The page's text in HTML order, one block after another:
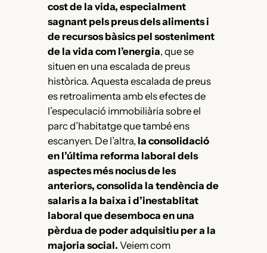
cost de la vida, especialment
sagnant pels preus dels aliments i
de recursos bàsics pel sosteniment
de la vida com l’energia, que se
situen en una escalada de preus
històrica. Aquesta escalada de preus
es retroalimenta amb els efectes de
l’especulació immobiliària sobre el
parc d’habitatge que també ens
escanyen. De l’altra, la consolidació
en l’última reforma laboral dels
aspectes més nocius de les
anteriors, consolida la tendència de
salaris a la baixa i d’inestablitat
laboral que desemboca en una
pèrdua de poder adquisitiu per a la
majoria social. Veiem com